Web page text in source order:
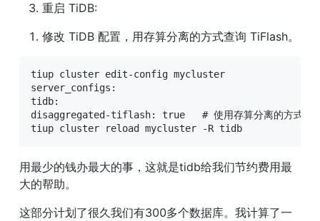
重启 TiDB:
修改 TiDB 配置，用存算分离的方式查询 TiFlash。
tiup cluster edit-config mycluster
server_configs:
tidb:
disaggregated-tiflash: true   # 使用存算分离的方式查
tiup cluster reload mycluster -R tidb
用最少的钱办最大的事，这就是tidb给我们节约费用最
大的帮助。
这部分计划了很久我们有300多个数据库。我计算了一